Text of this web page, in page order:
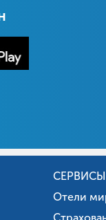
СЕРВИСЫ
Отели